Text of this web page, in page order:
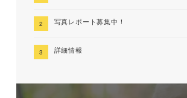
写真レポート募集中！
詳細情報